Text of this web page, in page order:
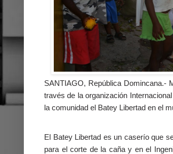
SANTIAGO, República Domincana.-
través de la organización
la comunidad el Batey Libertad en el
El Batey Libertad es un caserío que
para el corte de la caña y en el